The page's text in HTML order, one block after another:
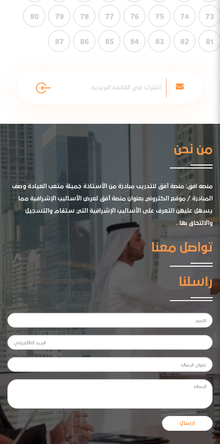
73
74
75
76
77
78
79
80
81
82
83
84
85
86
87
من نحن
منصه افق: منصة أفق للتدريب مبادرة من الأستاذة جميلة متعب العيادة وصف
المبادرة / موقع الكتروني بعنوان منصة أفق لعرض الأساليب الإشرافية مما
يسهل عليهن التعرف على الأساليب الإشرافية التي ستقام والتسجيل
والالتحاق بها .
تواصل معنا
راسلنا
ارسال